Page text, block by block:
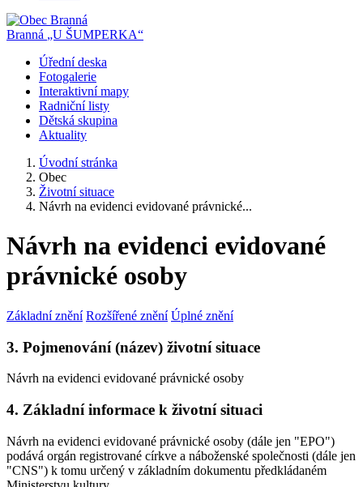
Branná „U ŠUMPERKA“
Úřední deska
Fotogalerie
Interaktivní mapy
Radniční listy
Dětská skupina
Aktuality
Úvodní stránka
Obec
Životní situace
Návrh na evidenci evidované právnické...
Návrh na evidenci evidované
právnické osoby
Základní znění Rozšířené znění Úplné znění
3. Pojmenování (název) životní situace
Návrh na evidenci evidované právnické osoby
4. Základní informace k životní situaci
Návrh na evidenci evidované právnické osoby (dále jen "EPO")
podává orgán registrované církve a náboženské společnosti (dále jen
"CNS") k tomu určený v základním dokumentu předkládaném